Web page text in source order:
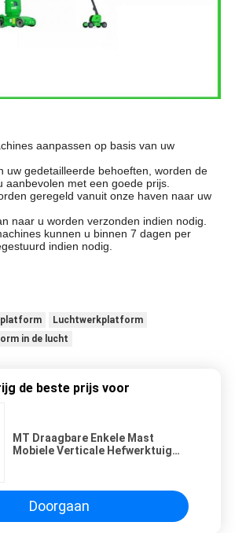
aanpassen op basis van uw
uw gedetailleerde behoeften, worden de
aanbevolen met een goede prijs.
geregeld vanuit onze haven naar uw
naar u worden verzonden indien nodig.
kunnen u binnen 7 dagen per
indien nodig.
Luchtwerkplatform
in de lucht
de beste prijs voor
MT Draagbare Enkele Mast
Mobiele Verticale Hefwerktuig
Doorgaan